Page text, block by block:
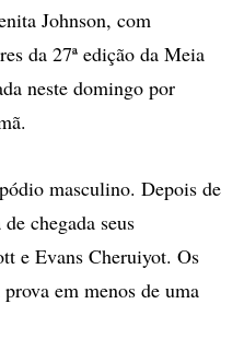
Johnson, com
da 27ª edição da Meia
neste domingo por
masculino. Depois de
chegada seus
e Evans Cheruiyot. Os
em menos de uma